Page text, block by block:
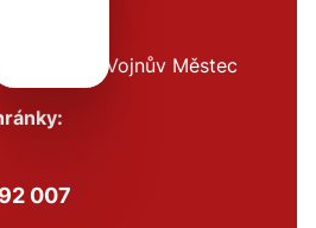
Městec
27, 59101 Vojnův Městec
007